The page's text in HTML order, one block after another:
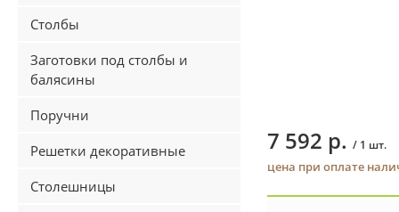
Столбы
Заготовки под столбы и
балясины
Поручни
Решетки декоративные
Столешницы
7 592 р. / 1 шт.
цена при оплате